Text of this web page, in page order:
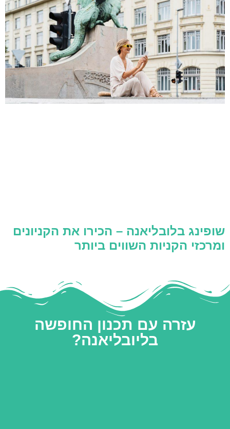
שופינג בלובליאנה – הכירו את הקניונים
ומרכזי הקניות השווים ביותר
עזרה עם תכנון החופשה
בליובליאנה?